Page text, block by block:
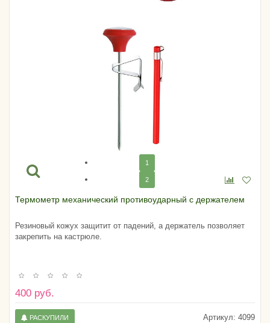
1
2
Термометр механический противоударный с держателем
Резиновый кожух защитит от падений, а держатель позволяет
закрепить на кастрюле.
400 руб.
Артикул: 4099
РАСКУПИЛИ